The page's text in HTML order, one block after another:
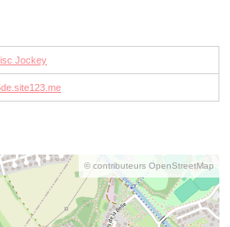
Jockey
© contributeurs OpenStreetMap